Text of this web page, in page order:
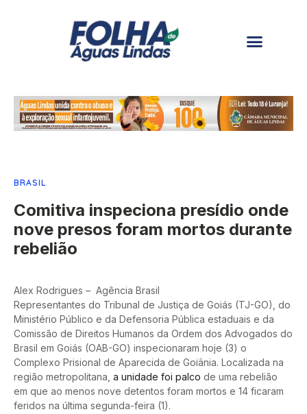
BRASIL
Comitiva inspeciona presídio onde
nove presos foram mortos durante
rebelião
Alex Rodrigues – Agência Brasil
Representantes do Tribunal de Justiça de Goiás (TJ-GO), do
Ministério Público e da Defensoria Pública estaduais e da
Comissão de Direitos Humanos da Ordem dos Advogados do
Brasil em Goiás (OAB-GO) inspecionaram hoje (3) o
Complexo Prisional de Aparecida de Goiânia. Localizada na
região metropolitana, a unidade foi palco de uma rebelião
em que ao menos nove detentos foram mortos e 14 ficaram
feridos na última segunda-feira (1).